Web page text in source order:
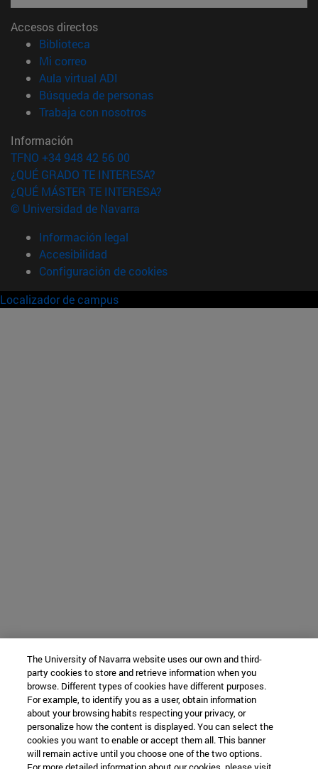
Accesos directos
Biblioteca
Mi correo(abre en nueva ventana)
Aula virtual ADI
Búsqueda de personas(abre en nueva ventana)
Trabaja con nosotros(abre en nueva ventana)
Información
TFNO +34 948 42 56 00
¿QUÉ GRADO TE INTERESA?
¿QUÉ MÁSTER TE INTERESA?
© Universidad de Navarra
Información legal
Accesibilidad
Configuración de cookies
Localizador de campus
The University of Navarra website uses our own and third-
party cookies to store and retrieve information when you
browse. Different types of cookies have different purposes.
For example, to identify you as a user, obtain information
about your browsing habits respecting your privacy, or
personalize how the content is displayed. You can select the
cookies you want to enable or accept them all. This banner
will remain active until you choose one of the two options.